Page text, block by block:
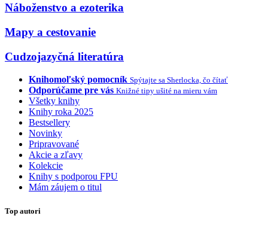
Náboženstvo a ezoterika
Mapy a cestovanie
Cudzojazyčná literatúra
Knihomoľský pomocník Spýtajte sa Sherlocka, čo čítať
Odporúčame pre vás Knižné tipy ušité na mieru vám
Všetky knihy
Knihy roka 2025
Bestsellery
Novinky
Pripravované
Akcie a zľavy
Kolekcie
Knihy s podporou FPU
Mám záujem o titul
Top autori